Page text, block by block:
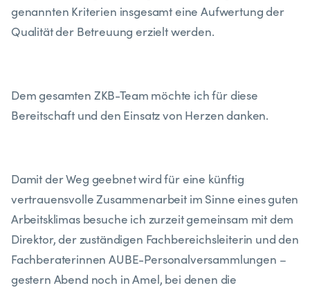
genannten Kriterien insgesamt eine Aufwertung der
Qualität der Betreuung erzielt werden.
Dem gesamten ZKB-Team möchte ich für diese
Bereitschaft und den Einsatz von Herzen danken.
Damit der Weg geebnet wird für eine künftig
vertrauensvolle Zusammenarbeit im Sinne eines guten
Arbeitsklimas besuche ich zurzeit gemeinsam mit dem
Direktor, der zuständigen Fachbereichsleiterin und den
Fachberaterinnen AUBE-Personalversammlungen –
gestern Abend noch in Amel, bei denen die